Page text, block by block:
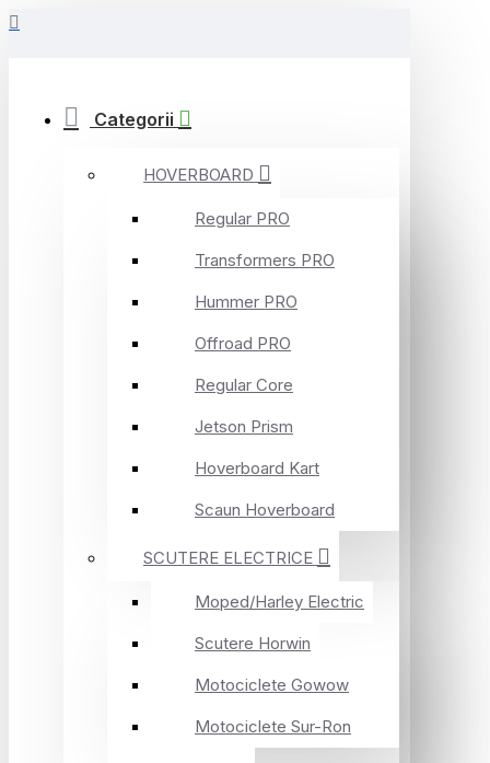
Categorii
HOVERBOARD
Regular PRO
Transformers PRO
Hummer PRO
Offroad PRO
Regular Core
Jetson Prism
Hoverboard Kart
Scaun Hoverboard
SCUTERE ELECTRICE
Moped/Harley Electric
Scutere Horwin
Motociclete Gowow
Motociclete Sur-Ron